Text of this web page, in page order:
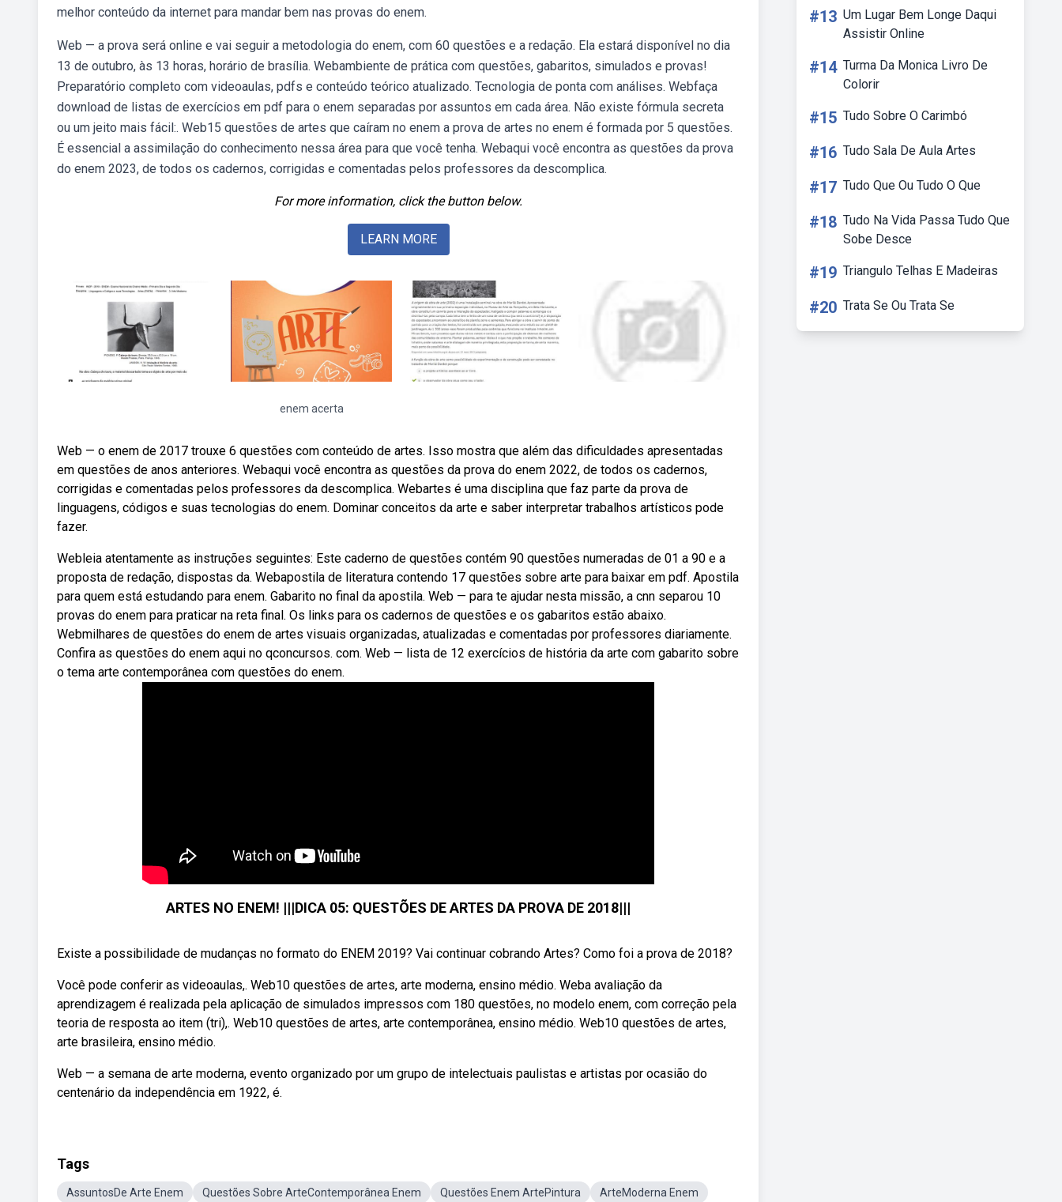
melhor conteúdo da internet para mandar bem nas provas do enem.
Web — a prova será online e vai seguir a metodologia do enem, com 60 questões e a redação. Ela estará disponível no dia
13 de outubro, às 13 horas, horário de brasília. Webambiente de prática com questões, gabaritos, simulados e provas!
Preparatório completo com videoaulas, pdfs e conteúdo teórico atualizado. Tecnologia de ponta com análises. Webfaça
download de listas de exercícios em pdf para o enem separadas por assuntos em cada área. Não existe fórmula secreta
ou um jeito mais fácil:. Web15 questões de artes que caíram no enem a prova de artes no enem é formada por 5 questões.
É essencial a assimilação do conhecimento nessa área para que você tenha. Webaqui você encontra as questões da prova
do enem 2023, de todos os cadernos, corrigidas e comentadas pelos professores da descomplica.
For more information, click the button below.
LEARN MORE
enem acerta
Web — o enem de 2017 trouxe 6 questões com conteúdo de artes. Isso mostra que além das dificuldades apresentadas
em questões de anos anteriores. Webaqui você encontra as questões da prova do enem 2022, de todos os cadernos,
corrigidas e comentadas pelos professores da descomplica. Webartes é uma disciplina que faz parte da prova de
linguagens, códigos e suas tecnologias do enem. Dominar conceitos da arte e saber interpretar trabalhos artísticos pode
fazer.
Webleia atentamente as instruções seguintes: Este caderno de questões contém 90 questões numeradas de 01 a 90 e a
proposta de redação, dispostas da. Webapostila de literatura contendo 17 questões sobre arte para baixar em pdf. Apostila
para quem está estudando para enem. Gabarito no final da apostila. Web — para te ajudar nesta missão, a cnn separou 10
provas do enem para praticar na reta final. Os links para os cadernos de questões e os gabaritos estão abaixo.
Webmilhares de questões do enem de artes visuais organizadas, atualizadas e comentadas por professores diariamente.
Confira as questões do enem aqui no qconcursos. com. Web — lista de 12 exercícios de história da arte com gabarito sobre
o tema arte contemporânea com questões do enem.
ARTES NO ENEM! |||DICA 05: QUESTÕES DE ARTES DA PROVA DE 2018|||
Existe a possibilidade de mudanças no formato do ENEM 2019? Vai continuar cobrando Artes? Como foi a prova de 2018?
Você pode conferir as videoaulas,. Web10 questões de artes, arte moderna, ensino médio. Weba avaliação da
aprendizagem é realizada pela aplicação de simulados impressos com 180 questões, no modelo enem, com correção pela
teoria de resposta ao item (tri),. Web10 questões de artes, arte contemporânea, ensino médio. Web10 questões de artes,
arte brasileira, ensino médio.
Web — a semana de arte moderna, evento organizado por um grupo de intelectuais paulistas e artistas por ocasião do
centenário da independência em 1922, é.
Tags
AssuntosDe Arte Enem Questões Sobre ArteContemporânea Enem Questões Enem ArtePintura ArteModerna Enem
#13 Um Lugar Bem Longe Daqui
Assistir Online
#14 Turma Da Monica Livro De
Colorir
#15 Tudo Sobre O Carimbó
#16 Tudo Sala De Aula Artes
#17 Tudo Que Ou Tudo O Que
#18 Tudo Na Vida Passa Tudo Que
Sobe Desce
#19 Triangulo Telhas E Madeiras
#20 Trata Se Ou Trata Se